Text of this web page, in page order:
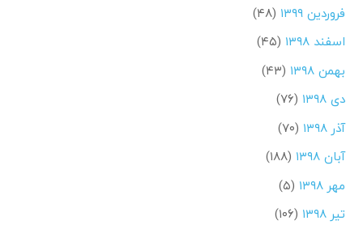
فروردین ۱۳۹۹
(۴۸)
اسفند ۱۳۹۸
(۴۵)
بهمن ۱۳۹۸
(۴۳)
دی ۱۳۹۸
(۷۶)
آذر ۱۳۹۸
(۷۰)
آبان ۱۳۹۸
(۱۸۸)
مهر ۱۳۹۸
(۵)
تیر ۱۳۹۸
(۱۰۶)